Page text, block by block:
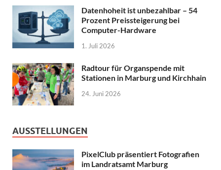
Datenhoheit ist unbezahlbar – 54
Prozent Preissteigerung bei
Computer-Hardware
1. Juli 2026
Radtour für Organspende mit
Stationen in Marburg und Kirchhain
24. Juni 2026
AUSSTELLUNGEN
PixelClub präsentiert Fotografien
im Landratsamt Marburg